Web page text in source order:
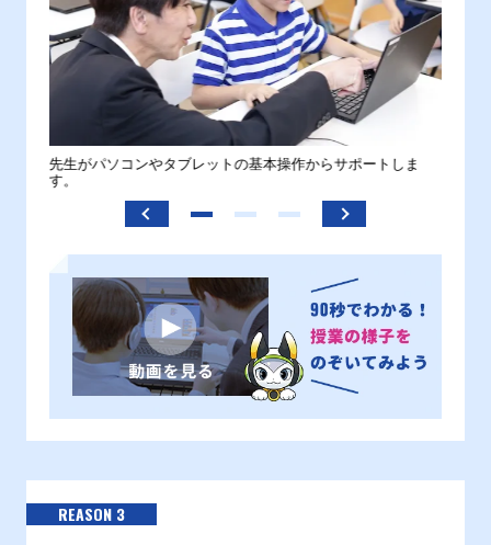
先生がパソコンやタブレットの基本操作からサポートしま
す。
REASON 3